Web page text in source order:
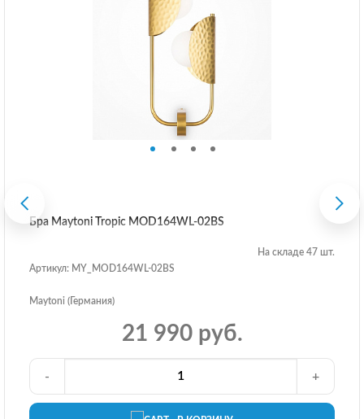
Бра Maytoni Tropic MOD164WL-02BS
На складе 47 шт.
Артикул: MY_MOD164WL-02BS
Maytoni (Германия)
21 990 руб.
- +